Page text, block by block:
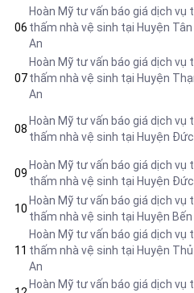
06
Hoàn Mỹ tư vấn báo giá dịch vụ
thấm nhà vệ sinh tại Huyện
An
07
Hoàn Mỹ tư vấn báo giá dịch vụ
thấm nhà vệ sinh tại Huyện
An
08
Hoàn Mỹ tư vấn báo giá dịch vụ
thấm nhà vệ sinh tại Huyện
09
Hoàn Mỹ tư vấn báo giá dịch vụ
thấm nhà vệ sinh tại Huyện Đức
10
Hoàn Mỹ tư vấn báo giá dịch vụ
thấm nhà vệ sinh tại Huyện
11
Hoàn Mỹ tư vấn báo giá dịch vụ
thấm nhà vệ sinh tại Huyện
An
Hoàn Mỹ tư vấn báo giá dịch vụ